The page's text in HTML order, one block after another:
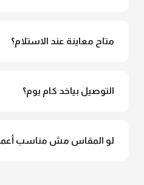
متاح معاينة عند الاستلام؟
التوصيل بياخد كام يوم؟
لو المقاس مش مناسب